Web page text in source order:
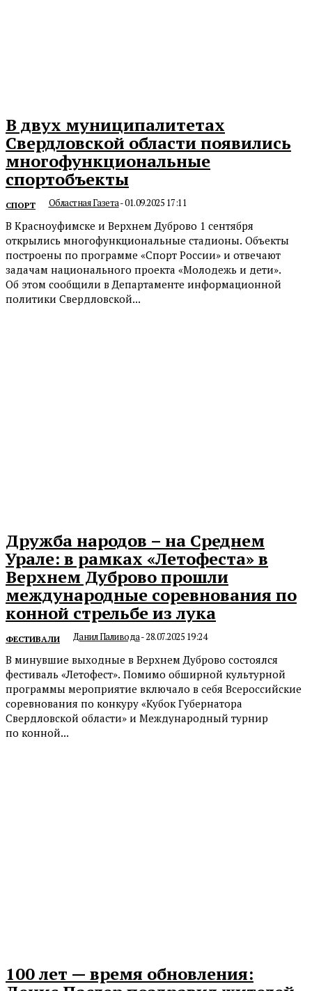
В двух муниципалитетах
Свердловской области появились
многофункциональные
спортобъекты
СПОРТ Областная Газета-01.09.2025 17:11
В Красноуфимске и Верхнем Дуброво 1 сентября
открылись многофункциональные стадионы. Объекты
построены по программе «Спорт России» и отвечают
задачам национального проекта «Молодежь и дети».
Об этом сообщили в Департаменте информационной
политики Свердловской...
Дружба народов – на Среднем
Урале: в рамках «Летофеста» в
Верхнем Дуброво прошли
международные соревнования по
конной стрельбе из лука
ФЕСТИВАЛИ Данил Паливода-28.07.2025 19:24
В минувшие выходные в Верхнем Дуброво состоялся
фестиваль «Летофест». Помимо обширной культурной
программы мероприятие включало в себя Всероссийские
соревнования по конкуру «Кубок Губернатора
Свердловской области» и Международный турнир
по конной...
100 лет — время обновления: